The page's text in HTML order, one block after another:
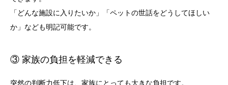
「どんな施設に入りたいか」「ペットの世話をどうしてほしい
か」なども明記可能です。
③ 家族の負担を軽減できる
突然の判断力低下は、家族にとっても大きな負担です。